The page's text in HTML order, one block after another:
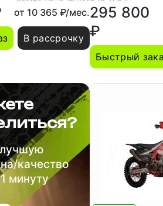
от 10 365 ₽/мес.
В рассрочку
295 800
₽
Быстрый
качество
минуту